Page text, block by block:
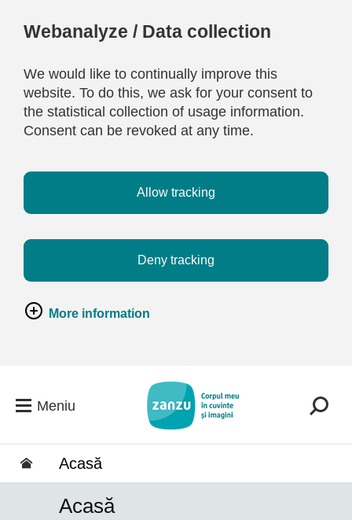
Webanalyze / Data collection
We would like to continually improve this
website. To do this, we ask for your consent to
the statistical collection of usage information.
Consent can be revoked at any time.
Allow tracking
Deny tracking
More information
Meniu
Acasă
Acasă